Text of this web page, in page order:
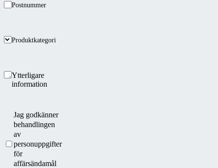
Postnummer
Produktkategori
Ytterligare
information
Jag godkänner
behandlingen
av
personuppgifter
för
affärsändamål